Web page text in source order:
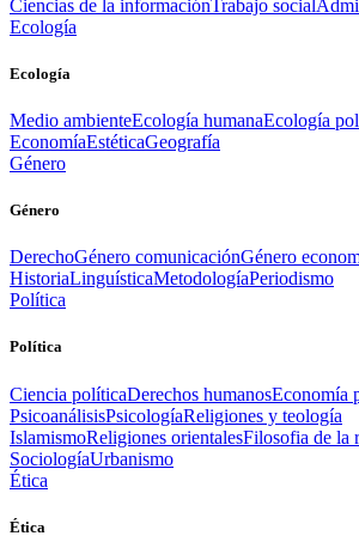
Ciencias de la informaciónTrabajo social
Ecología
Ecología
Medio ambienteEcología humanaEcología
EconomíaEstéticaGeografía
Género
Género
DerechoGénero comunicaciónGénero
HistoriaLinguísticaMetodologíaPeriodismo
Política
Política
Ciencia políticaDerechos humanosEconomía
PsicoanálisisPsicologíaReligiones y teología
IslamismoReligiones orientalesFilosofia de la
SociologíaUrbanismo
Ética
Ética